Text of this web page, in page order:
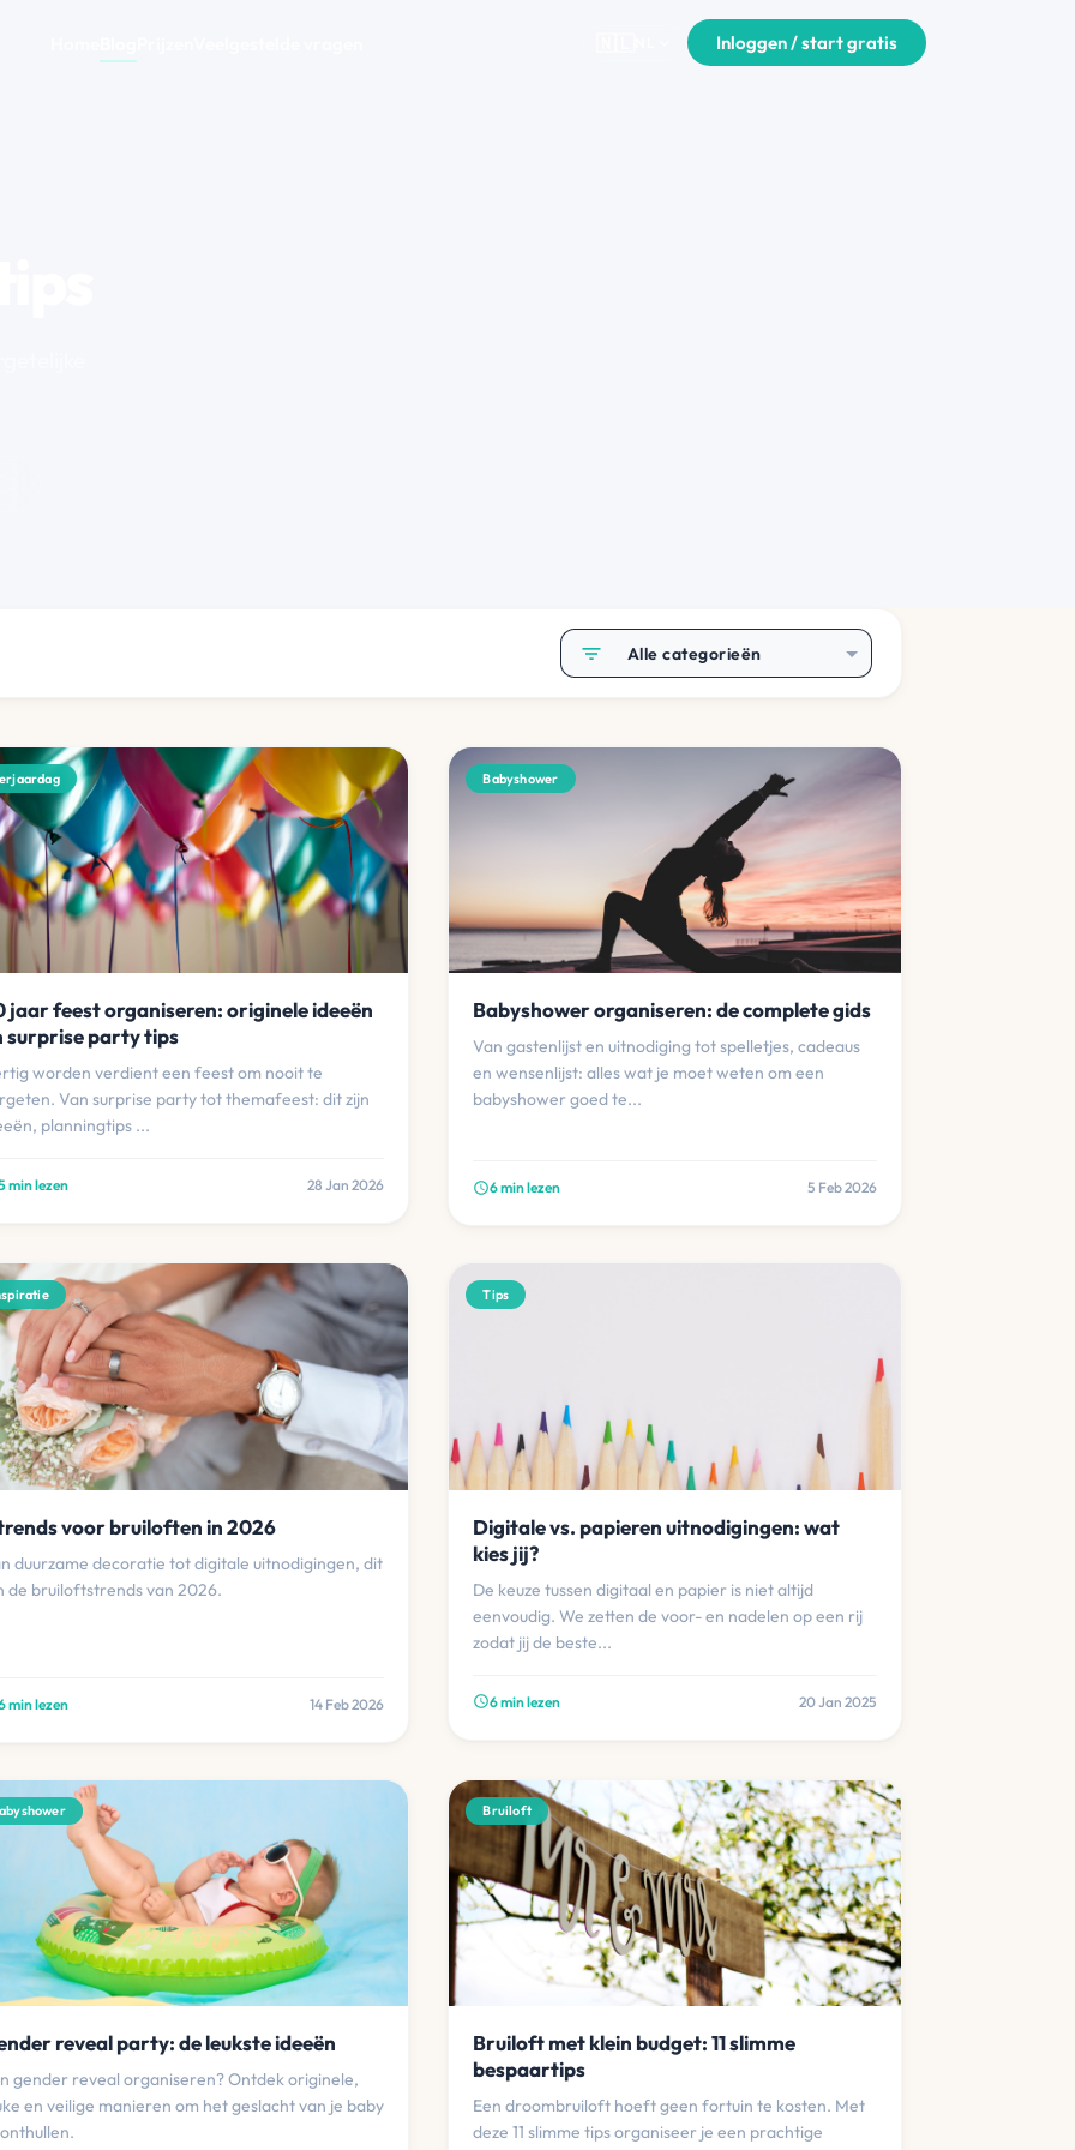
Inloggen / start gratis
filter_list Alle categorieën
jaar feest organiseren: originele ideeën
surprise party tips
worden verdient een feest om nooit te
Van surprise party tot themafeest: dit zijn
planningtips ...
min lezen 28 Jan 2026
Babyshower
Babyshower organiseren: de complete gids
Van gastenlijst en uitnodiging tot spelletjes, cadeaus
en wensenlijst: alles wat je moet weten om een
babyshower goed te...
schedule6 min lezen 5 Feb 2026
voor bruiloften in 2026
duurzame decoratie tot digitale uitnodigingen, dit
de bruiloftstrends van 2026.
min lezen 14 Feb 2026
Tips
Digitale vs. papieren uitnodigingen: wat
kies jij?
De keuze tussen digitaal en papier is niet altijd
eenvoudig. We zetten de voor- en nadelen op een rij
zodat jij de beste...
schedule6 min lezen 20 Jan 2025
reveal party: de leukste ideeën
gender reveal organiseren? Ontdek originele,
en veilige manieren om het geslacht van je baby
Bruiloft
Bruiloft met klein budget: 11 slimme
bespaartips
Een droombruiloft hoeft geen fortuin te kosten. Met
deze 11 slimme tips organiseer je een prachtige